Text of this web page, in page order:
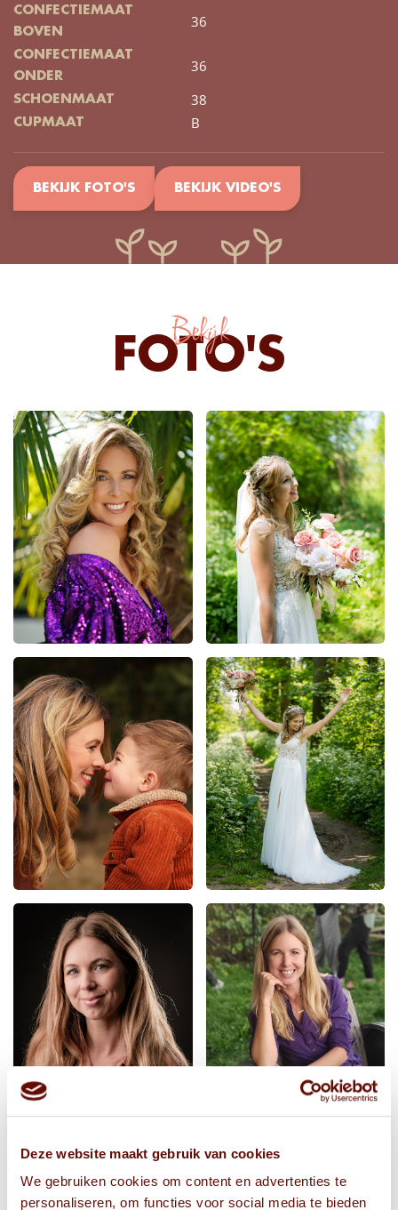
Deze website maakt gebruik van cookies
We gebruiken cookies om content en advertenties te
personaliseren, om functies voor social media te bieden
CONFECTIEMAAT
BOVEN
36
CONFECTIEMAAT
ONDER
36
SCHOENMAAT 38
CUPMAAT B
BEKIJK FOTO'S BEKIJK VIDEO'S
Bekijk
FOTO'S